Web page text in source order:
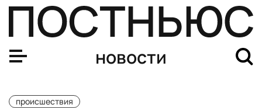
новости
происшествия
Более ста фур не могут выгрузить товар для